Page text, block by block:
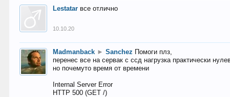
Lestatar все отлично
10.10.20
Madmanback ► Sanchez Помоги плз,
перенес все на сервак с ссд нагрузка практически
но почемуто время от времени
Internal Server Error
HTTP 500 (GET /)